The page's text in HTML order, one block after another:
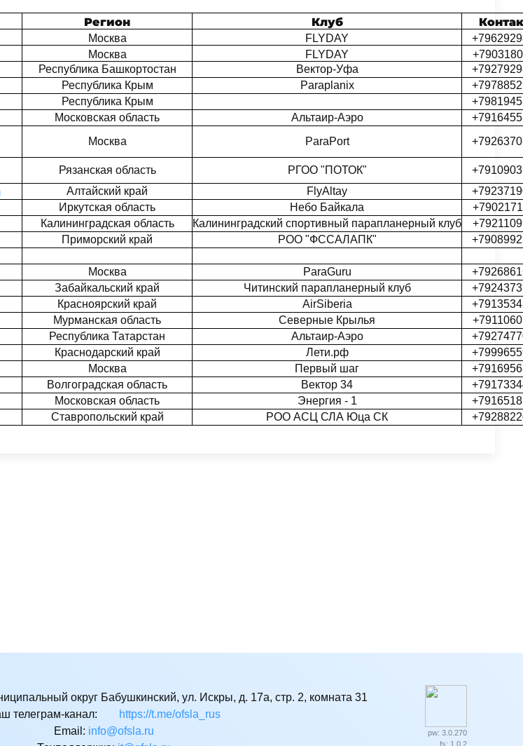
Регион Клуб
Москва FLYDAY
Москва FLYDAY
Республика Башкортостан Вектор-Уфа
Республика Крым Paraplanix
Республика Крым
Московская область Альтаир-Аэро
Москва ParaPort
Рязанская область РГОО "ПОТОК"
Алтайский край FlyAltay
Иркутская область Небо Байкала
Калининградская область Калининградский спортивный парапланерный клуб
Приморский край РОО "ФССАЛАПК"
Москва ParaGuru
Забайкальский край Читинский парапланерный клуб
Красноярский край AirSiberia
Мурманская область Северные Крылья
Республика Татарстан Альтаир-Аэро
Краснодарский край Лети.рф
Москва Первый шаг
Волгоградская область Вектор 34
Московская область Энергия - 1
Ставропольский край РОО АСЦ СЛА Юца СК
округ Бабушкинский, ул. Искры, д. 17а, стр. 2, комната 31
телеграм-канал:
https://t.me/ofsla_rus
Email: ur.alsfo@ofni
pw: 3.0.270
fs: 1.0.2